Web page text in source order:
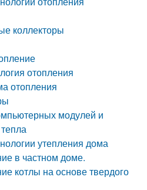
коллекторы
отопления
отопления
модулей и
утепления дома
в частном доме.
котлы на основе твердого